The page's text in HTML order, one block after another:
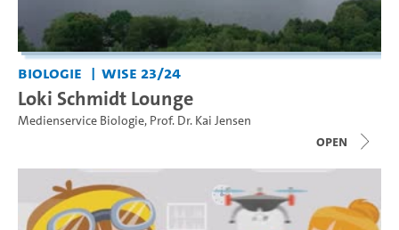
Biologie WiSe 23/24
Loki Schmidt Lounge
Medienservice Biologie, Prof. Dr. Kai Jensen
open